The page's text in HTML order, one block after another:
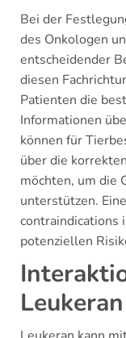
Bei der
des Onkologen
entscheidender
diesen
Patienten die
Informationen
können für
über die
möchten, um die
unterstützen.
contraindications
potenziellen
Leukeran